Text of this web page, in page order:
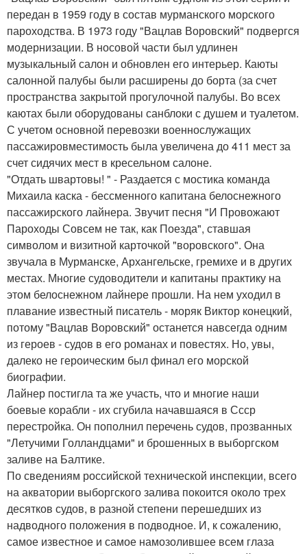
передан в 1959 году в состав мурманского морского
пароходства. В 1973 году "Вацлав Воровский" подвергся
модернизации. В носовой части был удлинен
музыкальный салон и обновлен его интерьер. Каюты
салонной палубы были расширены до борта (за счет
пространства закрытой прогулочной палубы. Во всех
каютах были оборудованы санблоки с душем и туалетом.
С учетом основной перевозки военнослужащих
пассажировместимость была увеличена до 411 мест за
счет сидячих мест в кресельном салоне.
"Отдать швартовы! " - Раздается с мостика команда
Михаила каска - бессменного капитана белоснежного
пассажирского лайнера. Звучит песня "И Провожают
Пароходы Совсем не так, как Поезда", ставшая
символом и визитной карточкой "воровского". Она
звучала в Мурманске, Архангельске, гремихе и в других
местах. Многие судоводители и капитаны практику на
этом белоснежном лайнере прошли. На нем уходил в
плавание известный писатель - моряк Виктор конецкий,
потому "Вацлав Воровский" останется навсегда одним
из героев - судов в его романах и повестях. Но, увы,
далеко не героическим был финал его морской
биографии.
Лайнер постигла та же участь, что и многие наши
боевые корабли - их сгубила начавшаяся в Ссср
перестройка. Он пополнил перечень судов, прозванных
"Летучими Голландцами" и брошенных в выборгском
заливе на Балтике.
По сведениям российской технической инспекции, всего
на акватории выборгского залива покоится около трех
десятков судов, в разной степени перешедших из
надводного положения в подводное. И, к сожалению,
самое известное и самое намозолившее всем глаза